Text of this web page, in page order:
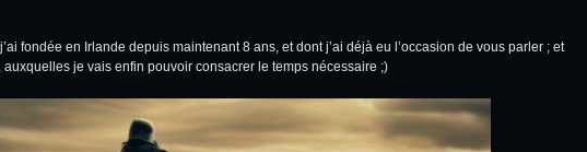
fondée en Irlande depuis maintenant 8 ans, et dont j’ai déjà eu l’occasion de vous parler ; et
auxquelles je vais enfin pouvoir consacrer le temps nécessaire ;)